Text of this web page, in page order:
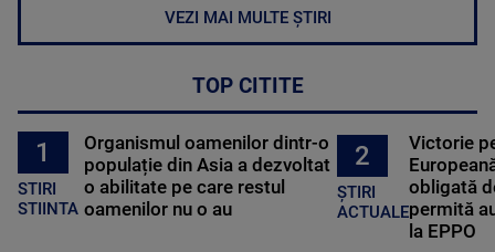
VEZI MAI MULTE ȘTIRI
TOP CITITE
1
STIRI
STIINTA
Organismul oamenilor dintr-o
populație din Asia a dezvoltat
o abilitate pe care restul
oamenilor nu o au
2
ȘTIRI
ACTUALE
Victorie
obligată
permită
la EPPO